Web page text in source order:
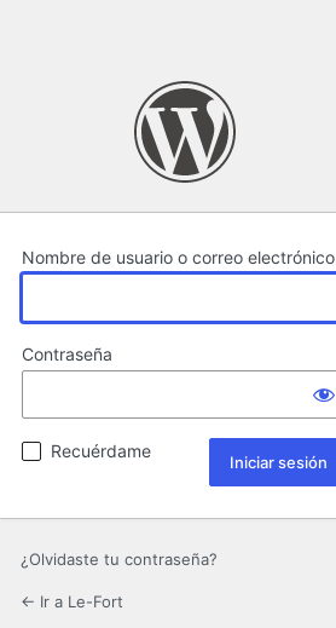
Nombre de usuario o correo electrónico
Contraseña
Recuérdame
¿Olvidaste tu contraseña?
← Ir a Le-Fort